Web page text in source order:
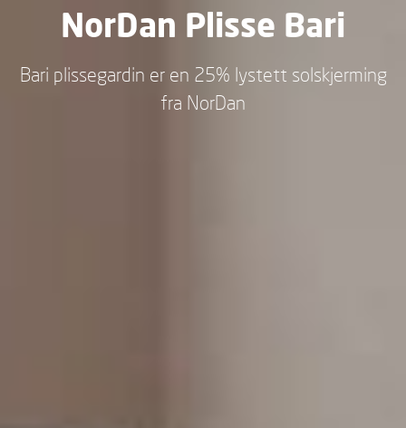
NorDan Plisse Bari
Bari plissegardin er en 25% lystett solskjerming
fra NorDan